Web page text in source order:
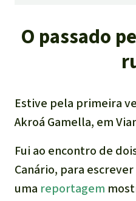
O passado
Estive pela primeira
Akroá Gamella, em
Fui ao encontro de
Canário, para escrever
uma reportagem